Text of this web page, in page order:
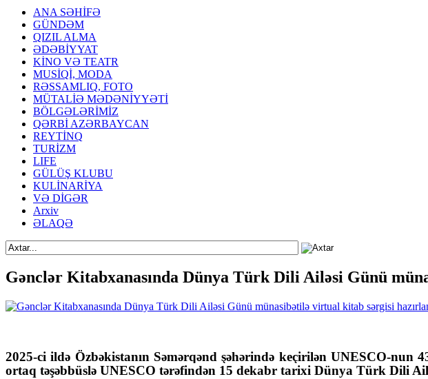
ANA SƏHİFƏ
GÜNDƏM
QIZIL ALMA
ƏDƏBİYYAT
KİNO VƏ TEATR
MUSİQİ, MODA
RƏSSAMLIQ, FOTO
MÜTALİƏ MƏDƏNİYYƏTİ
BÖLGƏLƏRİMİZ
QƏRBİ AZƏRBAYCAN
REYTİNQ
TURİZM
LIFE
GÜLÜŞ KLUBU
KULİNARİYA
VƏ DİGƏR
Arxiv
ƏLAQƏ
Gənclər Kitabxanasında Dünya Türk Dili Ailəsi Günü
2025-ci ildə Özbəkistanın Səmərqənd şəhərində keçirilən UNESCO-
ortaq təşəbbüslə UNESCO tərəfindən 15 dekabr tarixi Dünya Türk Dili